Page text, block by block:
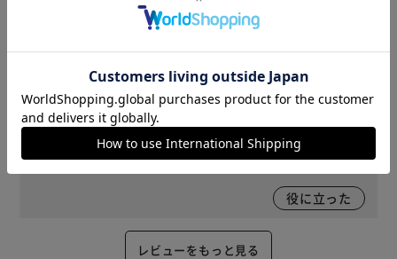
人が役に立ったと回答
2021/03/09
ぺち(女性)
ライズプランターを並べるように購入しました。見栄えがい
いだけでなく後ろの鉢植えにも日当たりがなくなってよく育
役に立った
レビューをもっと見る